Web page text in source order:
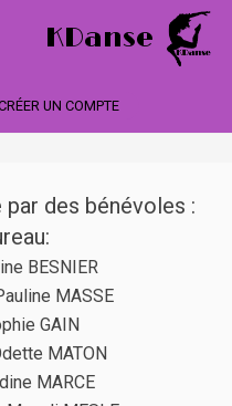
KDanse
UN COMPTE
des bénévoles :
BESNIER
MASSE
GAIN
MATON
MARCE